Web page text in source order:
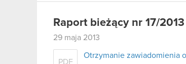
Raport bieżący nr 17/2013
29 maja 2013
PDF
Otrzymanie zawiadomienia